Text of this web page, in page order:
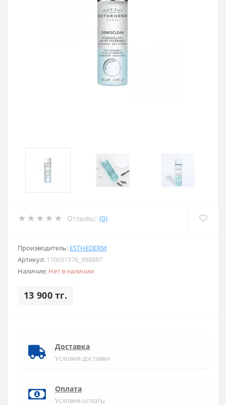
Отзывы: (0)
Производитель: ESTHEDERM
Артикул: 110651576_998887
Наличие: Нет в наличии
13 900 тг.
Доставка
Условия доставки
Оплата
Условия оплаты